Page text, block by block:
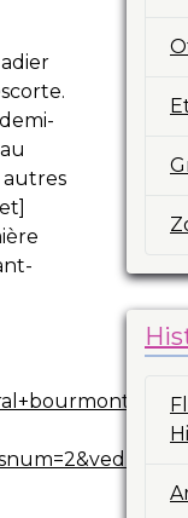
autres